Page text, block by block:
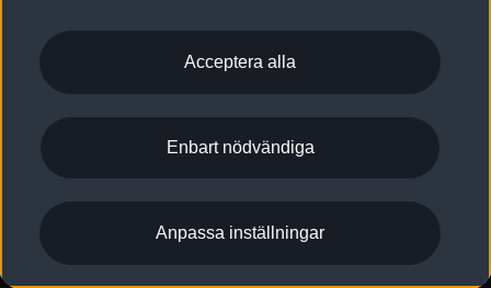
2G/3G nätet stängs ned - Hur påverkas min bil av detta?
Nyhetsbrev
Vårt hållbarhetsarbete
Lediga tjänster huvudkontor
Lediga tjänster hos Audi Återförsäljare
Kommentar till mediauppgifter om dataläcka
Anpassa inställningar för cookies
Visselblåsarkanaler
Acceptera alla
Enbart nödvändiga
Anpassa inställningar